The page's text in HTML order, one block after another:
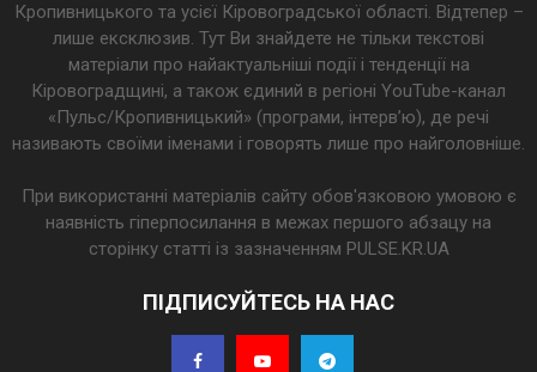
Кропивницького та усієї Кіровоградської області. Відтепер –
лише ексклюзив. Тут Ви знайдете не тільки текстові
матеріали про найактуальніші події і тенденції на
Кіровоградщині, а також єдиний в регіоні YouTube-канал
«Пульс/Кропивницький» (програми, інтерв’ю), де речі
називають своїми іменами і говорять лише про найголовніше.
При використанні матеріалів сайту обов'язковою умовою є
наявність гіперпосилання в межах першого абзацу на
сторінку статті із зазначенням PULSE.KR.UA
ПІДПИСУЙТЕСЬ НА НАС